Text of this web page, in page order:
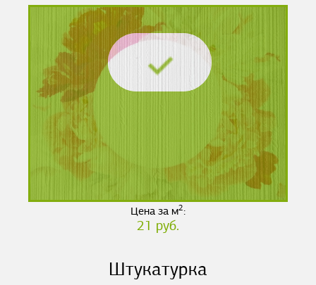
Цена за м2:
21 руб.
Штукатурка